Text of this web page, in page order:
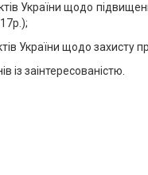
України щодо
України щодо захисту
заінтересованістю.